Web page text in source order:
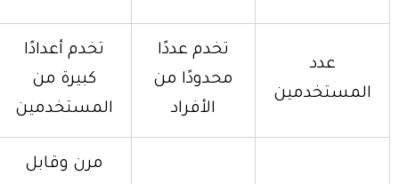
عدد
المستخدمين
تخدم عددًا
محدودًا من
الأفراد
تخدم أعدادًا
كبيرة من
المستخدمين
مرن وقابل